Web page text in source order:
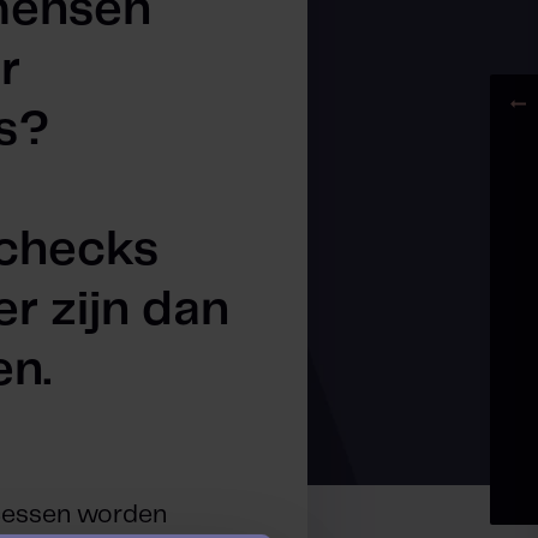
zijn dan
worden